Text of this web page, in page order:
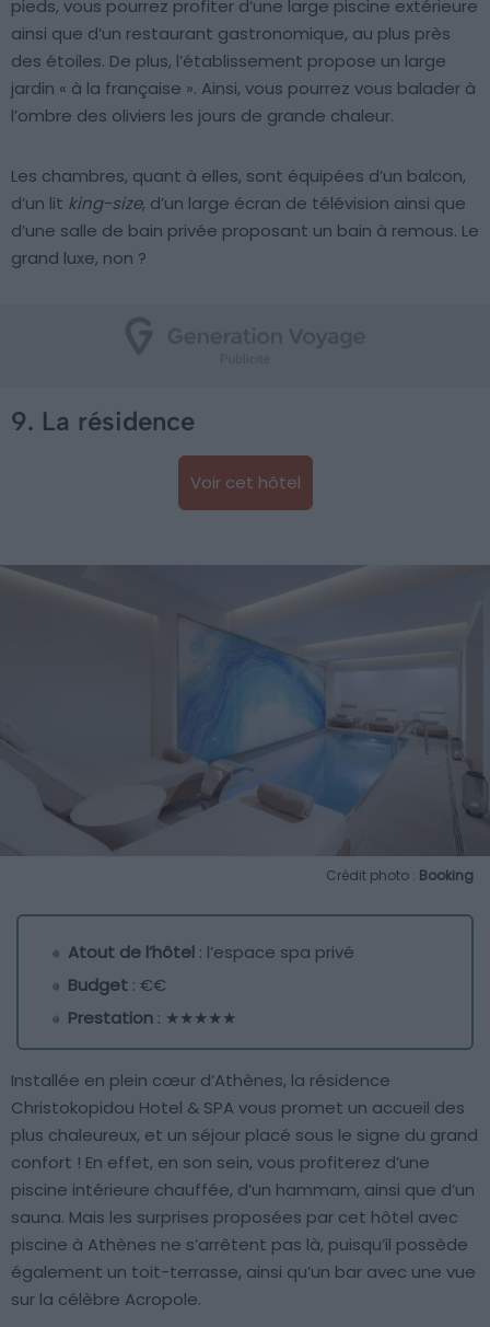
pieds, vous pourrez profiter d’une large piscine extérieure
ainsi que d’un restaurant gastronomique, au plus près
des étoiles. De plus, l’établissement propose un large
jardin « à la française ». Ainsi, vous pourrez vous balader à
l’ombre des oliviers les jours de grande chaleur.
Les chambres, quant à elles, sont équipées d’un balcon,
d’un lit king-size, d’un large écran de télévision ainsi que
d’une salle de bain privée proposant un bain à remous. Le
grand luxe, non ?
9. La résidence
Voir cet hôtel
Crédit photo : Booking
Atout de l’hôtel : l’espace spa privé
Budget : €€
Prestation : ★★★★★
Installée en plein cœur d’Athènes, la résidence
Christokopidou Hotel & SPA vous promet un accueil des
plus chaleureux, et un séjour placé sous le signe du grand
confort ! En effet, en son sein, vous profiterez d’une
piscine intérieure chauffée, d’un hammam, ainsi que d’un
sauna. Mais les surprises proposées par cet hôtel avec
piscine à Athènes ne s’arrêtent pas là, puisqu’il possède
également un toit-terrasse, ainsi qu’un bar avec une vue
sur la célèbre Acropole.